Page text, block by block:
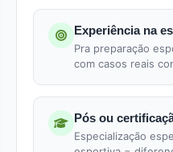
Experiência na
Pra preparação
com casos reais
Pós ou
Especialização